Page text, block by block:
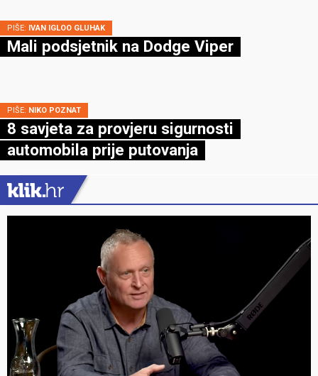
PIŠE: IVAN IGLOO GLUHAK
Mali podsjetnik na Dodge Viper
PIŠE: NIKO POZNAT
8 savjeta za provjeru sigurnosti
automobila prije putovanja